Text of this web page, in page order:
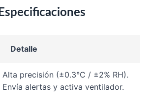
Especificaciones
Detalle
Alta precisión (±0.3°C / ±2% RH).
Envía alertas y activa ventilador.